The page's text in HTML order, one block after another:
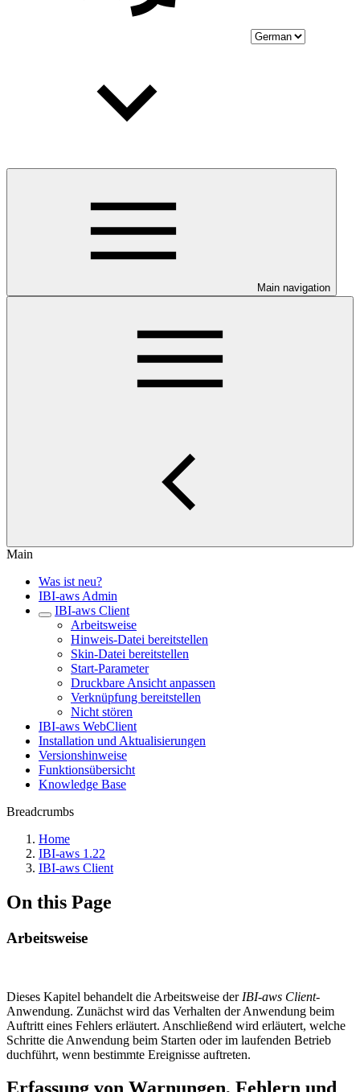
Main navigation
Main
Was ist neu?
IBI-aws Admin
IBI-aws Client
Arbeitsweise
Hinweis-Datei bereitstellen
Skin-Datei bereitstellen
Start-Parameter
Druckbare Ansicht anpassen
Verknüpfung bereitstellen
Nicht stören
IBI-aws WebClient
Installation und Aktualisierungen
Versionshinweise
Funktionsübersicht
Knowledge Base
Breadcrumbs
Home
IBI-aws 1.22
IBI-aws Client
On this Page
Arbeitsweise
Dieses Kapitel behandelt die Arbeitsweise der IBI-aws Client-
Anwendung. Zunächst wird das Verhalten der Anwendung beim
Auftritt eines Fehlers erläutert. Anschließend wird erläutert, welche
Schritte die Anwendung beim Starten oder im laufenden Betrieb
duchführt, wenn bestimmte Ereignisse auftreten.